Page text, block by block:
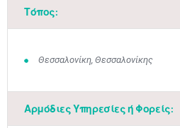
Τόπος:
Θεσσαλονίκη, Θεσσαλονίκης
Αρμόδιες Υπηρεσίες ή Φορείς:
• • • •
11 12 13